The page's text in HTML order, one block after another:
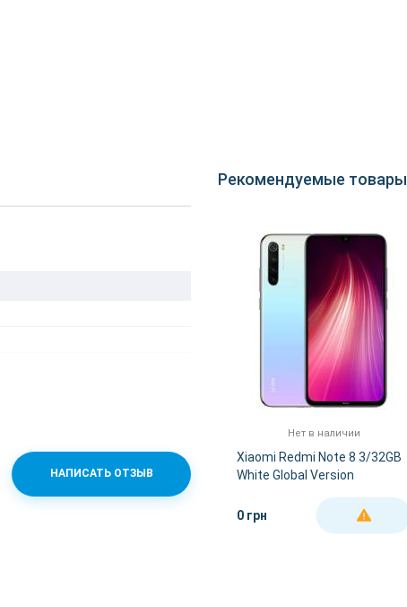
НАПИСАТЬ ОТЗЫВ
Рекомендуемые товары
Нет в наличии
Xiaomi Redmi Note 8 3/32GB
White Global Version
0 грн ДЕТАЛЬНЕЕ